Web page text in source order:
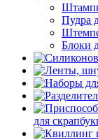
Пудра
Блоки
для